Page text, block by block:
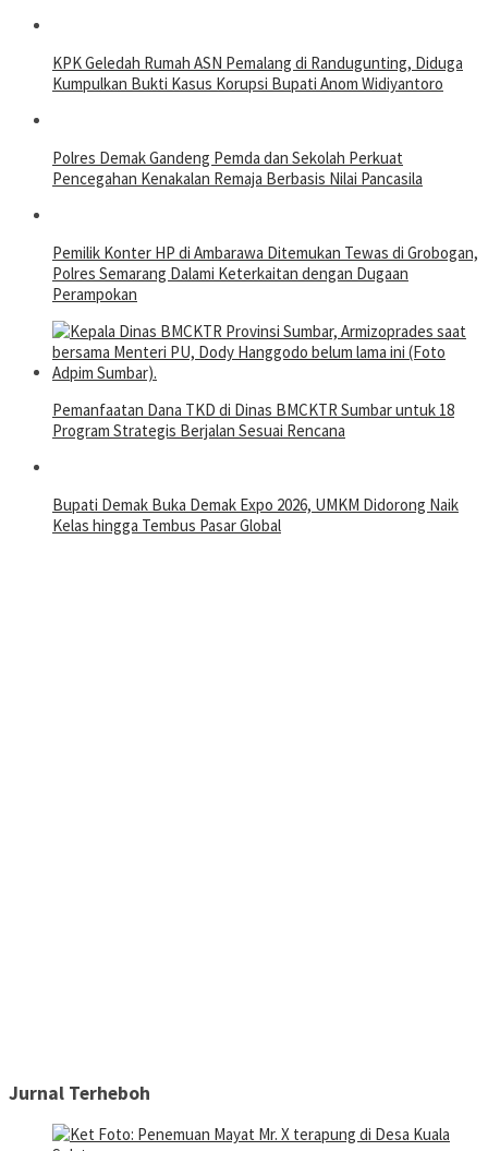
KPK Geledah Rumah ASN Pemalang di Randugunting, Diduga
Kumpulkan Bukti Kasus Korupsi Bupati Anom Widiyantoro
Polres Demak Gandeng Pemda dan Sekolah Perkuat
Pencegahan Kenakalan Remaja Berbasis Nilai Pancasila
Pemilik Konter HP di Ambarawa Ditemukan Tewas di Grobogan,
Polres Semarang Dalami Keterkaitan dengan Dugaan
Perampokan
Pemanfaatan Dana TKD di Dinas BMCKTR Sumbar untuk 18
Program Strategis Berjalan Sesuai Rencana
Bupati Demak Buka Demak Expo 2026, UMKM Didorong Naik
Kelas hingga Tembus Pasar Global
Jurnal Terheboh